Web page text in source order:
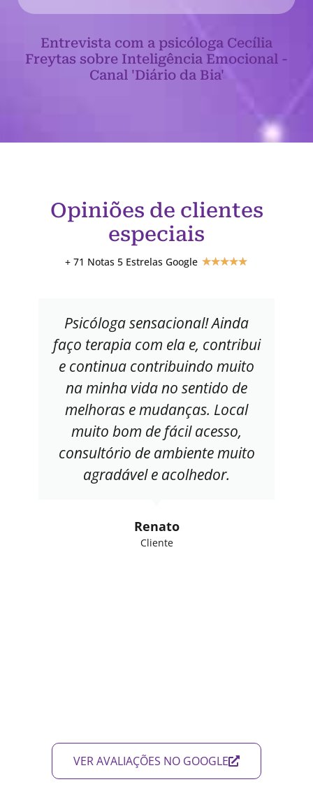
Entrevista com a psicóloga Cecília
Freytas sobre Inteligência Emocional -
Canal 'Diário da Bia'
Opiniões de clientes
especiais
+ 71 Notas 5 Estrelas Google ★★★★★
Psicóloga sensacional! Ainda
faço terapia com ela e, contribui
e continua contribuindo muito
na minha vida no sentido de
melhoras e mudanças. Local
muito bom de fácil acesso,
consultório de ambiente muito
agradável e acolhedor.
Renato
Cliente
VER AVALIAÇÕES NO GOOGLE